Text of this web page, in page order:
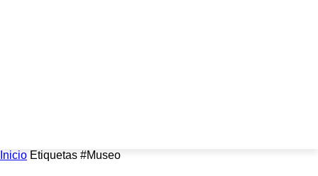
Inicio Etiquetas #Museo